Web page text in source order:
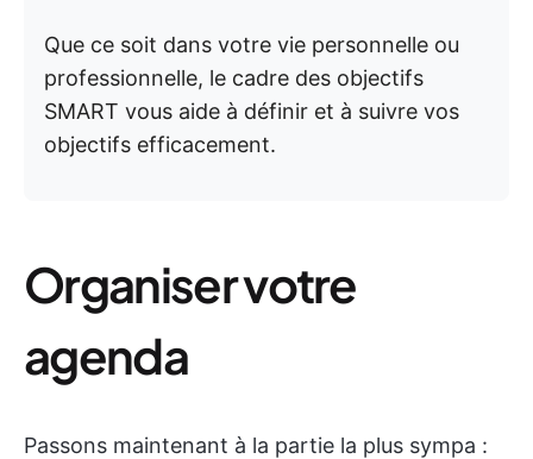
Que ce soit dans votre vie personnelle ou
professionnelle, le cadre des objectifs
SMART vous aide à définir et à suivre vos
objectifs efficacement.
Organiser votre
agenda
Passons maintenant à la partie la plus sympa :